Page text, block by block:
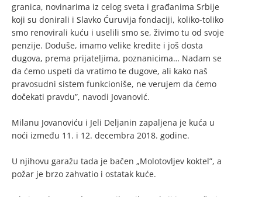
granica, novinarima iz celog sveta i građanima Srbije
koji su donirali i Slavko Ćuruvija fondaciji, koliko-toliko
smo renovirali kuću i uselili smo se, živimo tu od svoje
penzije. Doduše, imamo velike kredite i još dosta
dugova, prema prijateljima, poznanicima… Nadam se
da ćemo uspeti da vratimo te dugove, ali kako naš
pravosudni sistem funkcioniše, ne verujem da ćemo
dočekati pravdu”, navodi Jovanović.
Milanu Jovanoviću i Jeli Deljanin zapaljena je kuća u
noći između 11. i 12. decembra 2018. godine.
U njihovu garažu tada je bačen „Molotovljev koktel”, a
požar je brzo zahvatio i ostatak kuće.